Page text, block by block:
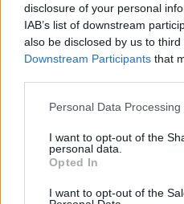
disclosure of your personal
IAB’s list of downstream
also be disclosed by us to
Downstream Participants that
Please note that this website/
not limited to your visit or
grant or deny consent to
use your data for below
consent section.
Personal Data
I want to opt-out of the
personal data.
Opted In
I want to opt-out of the
Αποθέωθηκε από τον
ένδειξη στήριξης για τις